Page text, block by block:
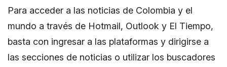
Para acceder a las noticias de Colombia y el
mundo a través de Hotmail, Outlook y El Tiempo,
basta con ingresar a las plataformas y dirigirse a
las secciones de noticias o utilizar los buscadores